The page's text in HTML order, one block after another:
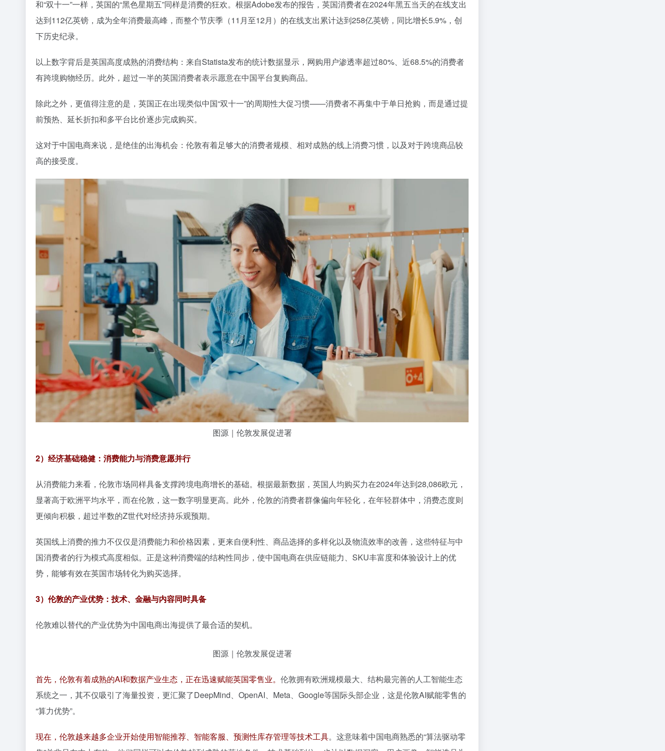
和“双十一”一样，英国的“黑色星期五”同样是消费的狂欢。根据Adobe发布的报告，英国消费者在2024年黑五当天的在线支出
达到112亿英镑，成为全年消费最高峰，而整个节庆季（11月至12月）的在线支出累计达到258亿英镑，同比增长5.9%，创
下历史纪录。
以上数字背后是英国高度成熟的消费结构：来自Statista发布的统计数据显示，网购用户渗透率超过80%、近68.5%的消费者
有跨境购物经历。此外，超过一半的英国消费者表示愿意在中国平台复购商品。
除此之外，更值得注意的是，英国正在出现类似中国“双十一”的周期性大促习惯——消费者不再集中于单日抢购，而是通过提
前预热、延长折扣和多平台比价逐步完成购买。
这对于中国电商来说，是绝佳的出海机会：伦敦有着足够大的消费者规模、相对成熟的线上消费习惯，以及对于跨境商品较
高的接受度。
图源｜伦敦发展促进署
2）经济基础稳健：消费能力与消费意愿并行
从消费能力来看，伦敦市场同样具备支撑跨境电商增长的基础。根据最新数据，英国人均购买力在2024年达到28,086欧元，
显著高于欧洲平均水平，而在伦敦，这一数字明显更高。此外，伦敦的消费者群像偏向年轻化，在年轻群体中，消费态度则
更倾向积极，超过半数的Z世代对经济持乐观预期。
英国线上消费的推力不仅仅是消费能力和价格因素，更来自便利性、商品选择的多样化以及物流效率的改善，这些特征与中
国消费者的行为模式高度相似。正是这种消费端的结构性同步，使中国电商在供应链能力、SKU丰富度和体验设计上的优
势，能够有效在英国市场转化为购买选择。
3）伦敦的产业优势：技术、金融与内容同时具备
伦敦难以替代的产业优势为中国电商出海提供了最合适的契机。